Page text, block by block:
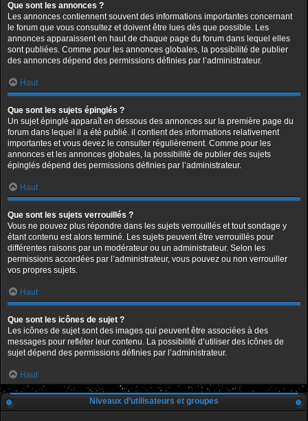
Que sont les annonces ?
Les annonces contiennent souvent des informations importantes concernant
le forum que vous consultez et doivent être lues dès que possible. Les
annonces apparaissent en haut de chaque page du forum dans lequel elles
sont publiées. Comme pour les annonces globales, la possibilité de publier
des annonces dépend des permissions définies par l’administrateur.
Haut
Que sont les sujets épinglés ?
Un sujet épinglé apparaît en dessous des annonces sur la première page du
forum dans lequel il a été publié. il contient des informations relativement
importantes et vous devez le consulter régulièrement. Comme pour les
annonces et les annonces globales, la possibilité de publier des sujets
épinglés dépend des permissions définies par l’administrateur.
Haut
Que sont les sujets verrouillés ?
Vous ne pouvez plus répondre dans les sujets verrouillés et tout sondage y
étant contenu est alors terminé. Les sujets peuvent être verrouillés pour
différentes raisons par un modérateur ou un administrateur. Selon les
permissions accordées par l’administrateur, vous pouvez ou non verrouiller
vos propres sujets.
Haut
Que sont les icônes de sujet ?
Les icônes de sujet sont des images qui peuvent être associées à des
messages pour refléter leur contenu. La possibilité d’utiliser des icônes de
sujet dépend des permissions définies par l’administrateur.
Haut
Niveaux d’utilisateurs et groupes